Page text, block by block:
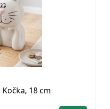
18 cm